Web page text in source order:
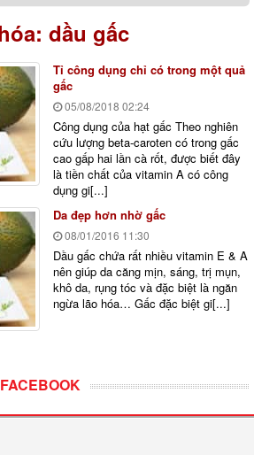
dầu gấc
Tỉ công dụng chỉ có trong một quả
gấc
05/08/2018 02:24
Công dụng của hạt gấc Theo nghiên
cứu lượng beta-caroten có trong gấc
cao gấp hai lần cà rốt, được biết đây
là tiền chất của vitamin A có công
dụng gi[...]
Da đẹp hơn nhờ gấc
08/01/2016 11:30
Dầu gấc chứa rất nhiều vitamin E & A
nên giúp da căng mịn, sáng, trị mụn,
khô da, rụng tóc và đặc biệt là ngăn
ngừa lão hóa… Gấc đặc biệt gi[...]